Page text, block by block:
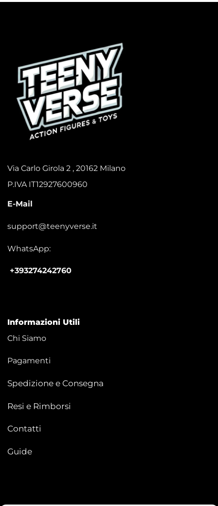
Via Carlo Girola 2 , 20162 Milano
P.IVA IT12927600960
E-Mail
support@teenyverse.it
WhatsApp:
+393274242760
Informazioni Utili
Chi Siamo
Pagamenti
Spedizione e Consegna
Resi e Rimborsi
Contatti
Guide